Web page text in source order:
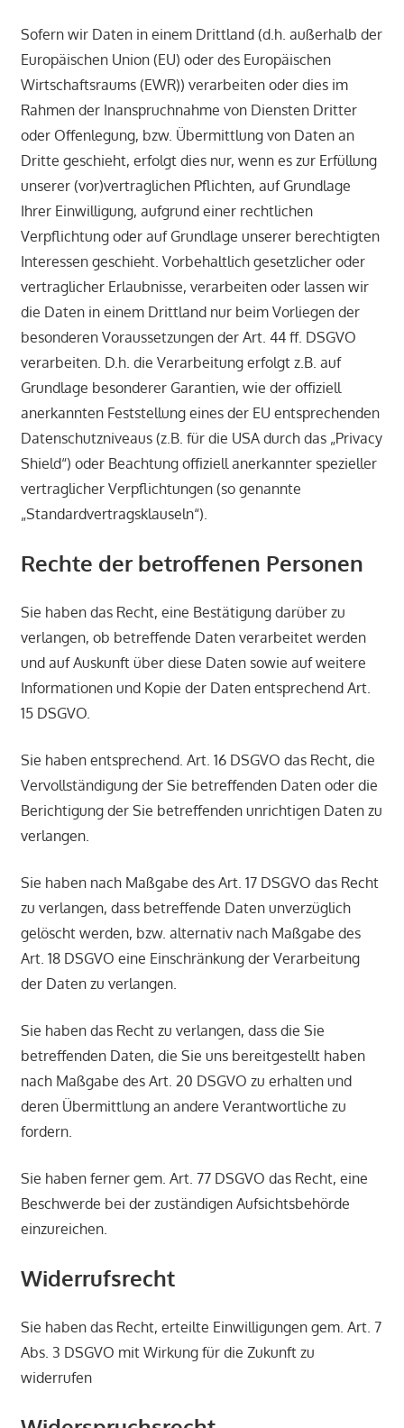
Sofern wir Daten in einem Drittland (d.h. außerhalb der
Europäischen Union (EU) oder des Europäischen
Wirtschaftsraums (EWR)) verarbeiten oder dies im
Rahmen der Inanspruchnahme von Diensten Dritter
oder Offenlegung, bzw. Übermittlung von Daten an
Dritte geschieht, erfolgt dies nur, wenn es zur Erfüllung
unserer (vor)vertraglichen Pflichten, auf Grundlage
Ihrer Einwilligung, aufgrund einer rechtlichen
Verpflichtung oder auf Grundlage unserer berechtigten
Interessen geschieht. Vorbehaltlich gesetzlicher oder
vertraglicher Erlaubnisse, verarbeiten oder lassen wir
die Daten in einem Drittland nur beim Vorliegen der
besonderen Voraussetzungen der Art. 44 ff. DSGVO
verarbeiten. D.h. die Verarbeitung erfolgt z.B. auf
Grundlage besonderer Garantien, wie der offiziell
anerkannten Feststellung eines der EU entsprechenden
Datenschutzniveaus (z.B. für die USA durch das „Privacy
Shield“) oder Beachtung offiziell anerkannter spezieller
vertraglicher Verpflichtungen (so genannte
„Standardvertragsklauseln“).
Rechte der betroffenen Personen
Sie haben das Recht, eine Bestätigung darüber zu
verlangen, ob betreffende Daten verarbeitet werden
und auf Auskunft über diese Daten sowie auf weitere
Informationen und Kopie der Daten entsprechend Art.
15 DSGVO.
Sie haben entsprechend. Art. 16 DSGVO das Recht, die
Vervollständigung der Sie betreffenden Daten oder die
Berichtigung der Sie betreffenden unrichtigen Daten zu
verlangen.
Sie haben nach Maßgabe des Art. 17 DSGVO das Recht
zu verlangen, dass betreffende Daten unverzüglich
gelöscht werden, bzw. alternativ nach Maßgabe des
Art. 18 DSGVO eine Einschränkung der Verarbeitung
der Daten zu verlangen.
Sie haben das Recht zu verlangen, dass die Sie
betreffenden Daten, die Sie uns bereitgestellt haben
nach Maßgabe des Art. 20 DSGVO zu erhalten und
deren Übermittlung an andere Verantwortliche zu
fordern.
Sie haben ferner gem. Art. 77 DSGVO das Recht, eine
Beschwerde bei der zuständigen Aufsichtsbehörde
einzureichen.
Widerrufsrecht
Sie haben das Recht, erteilte Einwilligungen gem. Art. 7
Abs. 3 DSGVO mit Wirkung für die Zukunft zu
widerrufen